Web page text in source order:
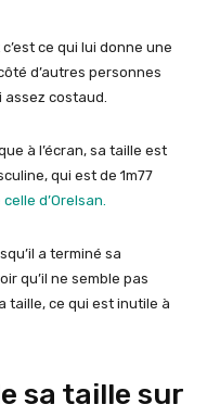
ce qui lui donne une
d’autres personnes
assez costaud.
à l’écran, sa taille est
qui est de 1m77
d’Orelsan.
a terminé sa
qu’il ne semble pas
taille, ce qui est inutile à
sa taille sur